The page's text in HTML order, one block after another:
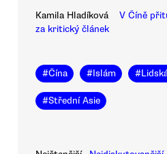
Kamila Hladíková
V Číně
za kritický článek
#Čína #Islám #
#Střední Asie